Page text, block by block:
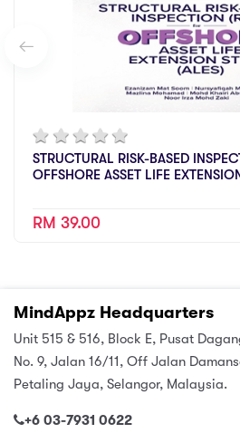
STRUCTURAL RISK-BASED
OFFSHORE ASSET LIFE
RM 39.00
MindAppz Headquarters
Unit 515 & 516, Block E, Pusat
No. 9, Jalan 16/11, Off Jalan
Petaling Jaya, Selangor, Malaysia.
+6 03-7931 0622